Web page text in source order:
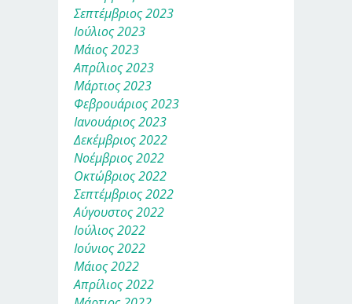
Σεπτέμβριος 2023
Ιούλιος 2023
Μάιος 2023
Απρίλιος 2023
Μάρτιος 2023
Φεβρουάριος 2023
Ιανουάριος 2023
Δεκέμβριος 2022
Νοέμβριος 2022
Οκτώβριος 2022
Σεπτέμβριος 2022
Αύγουστος 2022
Ιούλιος 2022
Ιούνιος 2022
Μάιος 2022
Απρίλιος 2022